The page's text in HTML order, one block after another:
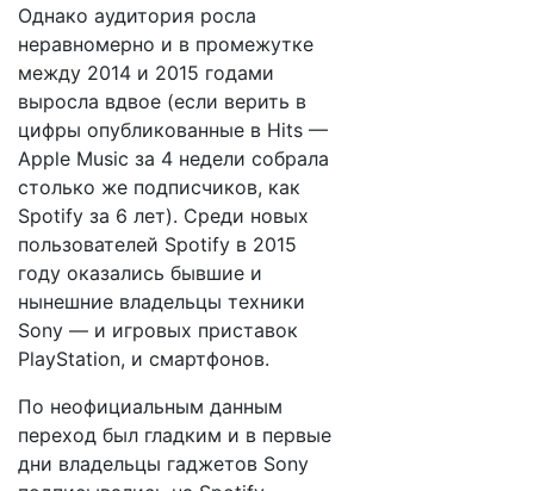
Однако аудитория росла
неравномерно и в промежутке
между 2014 и 2015 годами
выросла вдвое (если верить в
цифры опубликованные в Hits —
Apple Music за 4 недели собрала
столько же подписчиков, как
Spotify за 6 лет). Среди новых
пользователей Spotify в 2015
году оказались бывшие и
нынешние владельцы техники
Sony — и игровых приставок
PlayStation, и смартфонов.
По неофициальным данным
переход был гладким и в первые
дни владельцы гаджетов Sony